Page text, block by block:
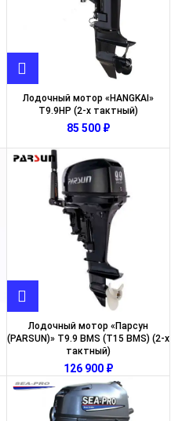
Лодочный мотор «HANGKAI»
T9.9HP (2-х тактный)
₽
Лодочный мотор «Парсун
(PARSUN)» T9.9 BMS (T15 BMS) (2-х
тактный)
₽